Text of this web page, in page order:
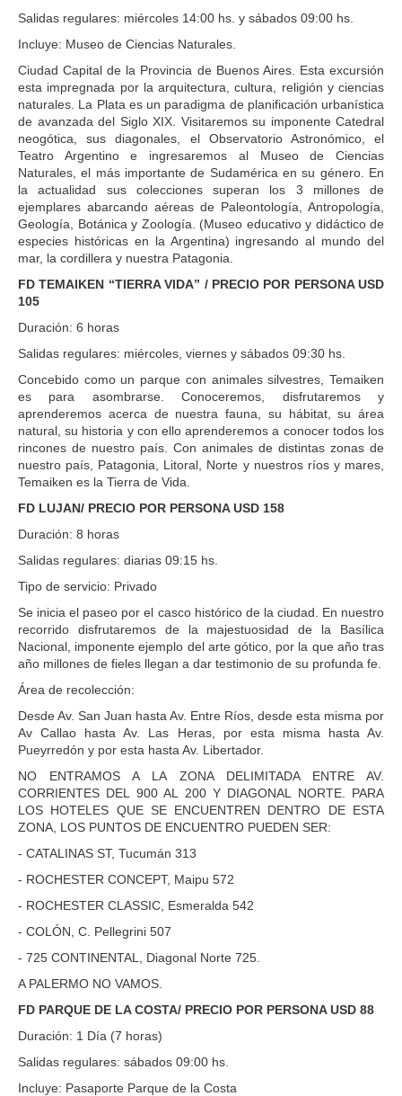
Salidas regulares: miércoles 14:00 hs. y sábados 09:00 hs.
Incluye: Museo de Ciencias Naturales.
Ciudad Capital de la Provincia de Buenos Aires. Esta excursión
esta impregnada por la arquitectura, cultura, religión y ciencias
naturales. La Plata es un paradigma de planificación urbanística
de avanzada del Siglo XIX. Visitaremos su imponente Catedral
neogótica, sus diagonales, el Observatorio Astronómico, el
Teatro Argentino e ingresaremos al Museo de Ciencias
Naturales, el más importante de Sudamérica en su género. En
la actualidad sus colecciones superan los 3 millones de
ejemplares abarcando aéreas de Paleontología, Antropología,
Geología, Botánica y Zoología. (Museo educativo y didáctico de
especies históricas en la Argentina) ingresando al mundo del
mar, la cordillera y nuestra Patagonia.
FD TEMAIKEN “TIERRA VIDA” / PRECIO POR PERSONA USD
105
Duración: 6 horas
Salidas regulares: miércoles, viernes y sábados 09:30 hs.
Concebido como un parque con animales silvestres, Temaiken
es para asombrarse. Conoceremos, disfrutaremos y
aprenderemos acerca de nuestra fauna, su hábitat, su área
natural, su historia y con ello aprenderemos a conocer todos los
rincones de nuestro país. Con animales de distintas zonas de
nuestro país, Patagonia, Litoral, Norte y nuestros ríos y mares,
Temaiken es la Tierra de Vida.
FD LUJAN/ PRECIO POR PERSONA USD 158
Duración: 8 horas
Salidas regulares: diarias 09:15 hs.
Tipo de servicio: Privado
Se inicia el paseo por el casco histórico de la ciudad. En nuestro
recorrido disfrutaremos de la majestuosidad de la Basílica
Nacional, imponente ejemplo del arte gótico, por la que año tras
año millones de fieles llegan a dar testimonio de su profunda fe.
Área de recolección:
Desde Av. San Juan hasta Av. Entre Ríos, desde esta misma por
Av Callao hasta Av. Las Heras, por esta misma hasta Av.
Pueyrredón y por esta hasta Av. Libertador.
NO ENTRAMOS A LA ZONA DELIMITADA ENTRE AV.
CORRIENTES DEL 900 AL 200 Y DIAGONAL NORTE. PARA
LOS HOTELES QUE SE ENCUENTREN DENTRO DE ESTA
ZONA, LOS PUNTOS DE ENCUENTRO PUEDEN SER:
- CATALINAS ST, Tucumán 313
- ROCHESTER CONCEPT, Maipu 572
- ROCHESTER CLASSIC, Esmeralda 542
- COLÓN, C. Pellegrini 507
- 725 CONTINENTAL, Diagonal Norte 725.
A PALERMO NO VAMOS.
FD PARQUE DE LA COSTA/ PRECIO POR PERSONA USD 88
Duración: 1 Día (7 horas)
Salidas regulares: sábados 09:00 hs.
Incluye: Pasaporte Parque de la Costa